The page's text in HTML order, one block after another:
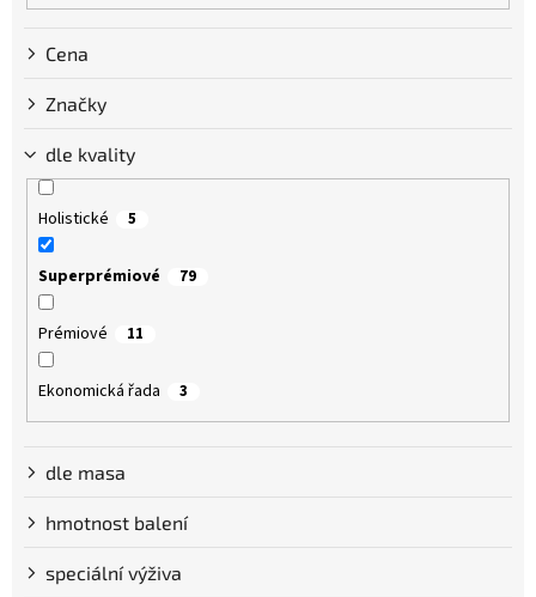
Cena
Značky
dle kvality
Holistické 5
Superprémiové 79
Prémiové 11
Ekonomická řada 3
dle masa
hmotnost balení
speciální výživa